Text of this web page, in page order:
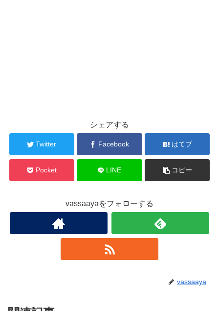
シェアする
Twitter Facebook はてブ
Pocket LINE コピー
vassaayaをフォローする
vassaaya